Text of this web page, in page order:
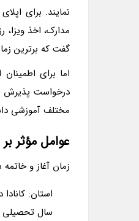
نمایند. برای
مدارک، اخذ
گفت که برترین
درخواست پذیرش
مختلف آموزشی
عوامل مؤثر
زمان آغاز و
سال تحصیلی